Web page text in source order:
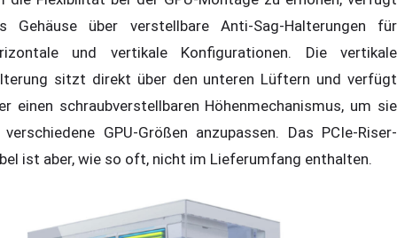
Gehäuse über verstellbare Anti-Sag-Halterungen für
und vertikale Konfigurationen. Die vertikale
sitzt direkt über den unteren Lüftern und verfügt
einen schraubverstellbaren Höhenmechanismus, um sie
verschiedene GPU-Größen anzupassen. Das PCIe-Riser-
ist aber, wie so oft, nicht im Lieferumfang enthalten.